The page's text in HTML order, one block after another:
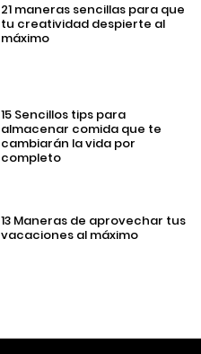
21 maneras sencillas para que
tu creatividad despierte al
máximo
15 Sencillos tips para
almacenar comida que te
cambiarán la vida por
completo
13 Maneras de aprovechar tus
vacaciones al máximo